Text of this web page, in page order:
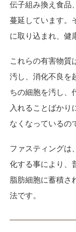
伝子組み換え食品
蔓延しています。
に取り込まれ、健
これらの有害物質
汚し、消化不良を
ちの細胞を汚し、
入れることばかり
なくなっているの
ファスティングは
化する事により、
脂肪細胞に蓄積さ
法です。